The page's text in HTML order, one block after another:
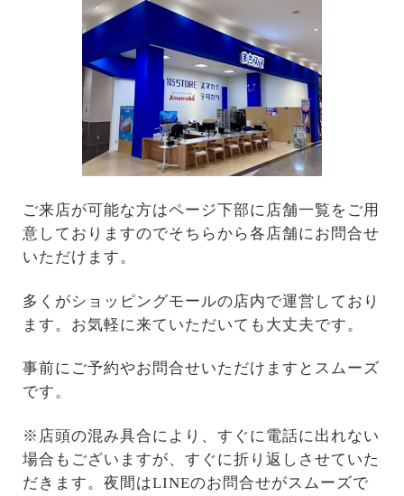
ご来店が可能な方はページ下部に店舗一覧をご用
意しておりますのでそちらから各店舗にお問合せ
いただけます。
多くがショッピングモールの店内で運営しており
ます。お気軽に来ていただいても大丈夫です。
事前にご予約やお問合せいただけますとスムーズ
です。
※店頭の混み具合により、すぐに電話に出れない
場合もございますが、すぐに折り返しさせていた
だきます。夜間はLINEのお問合せがスムーズで